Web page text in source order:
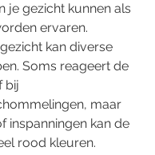
je gezicht kunnen als
ervaren.
kan diverse
Soms reageert de
bij
maar
inspanningen kan de
rood kleuren.